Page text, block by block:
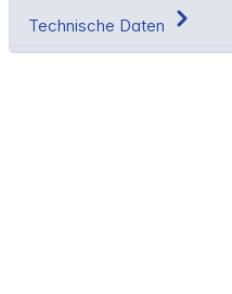
Technische Daten